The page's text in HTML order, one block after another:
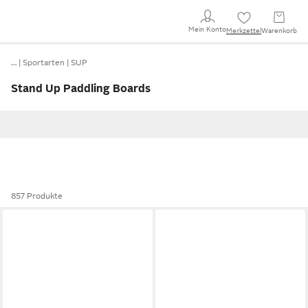
Mein KontoMerkzettel Warenkorb
… Sportarten SUP
Stand Up Paddling Boards
857 Produkte